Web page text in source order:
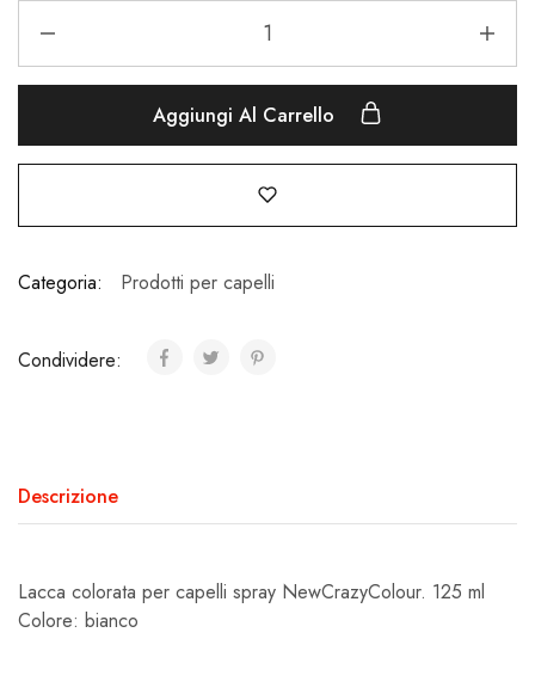
Aggiungi Al Carrello
Categoria: Prodotti per capelli
Condividere:
Descrizione
Lacca colorata per capelli spray NewCrazyColour. 125 ml
Colore: bianco